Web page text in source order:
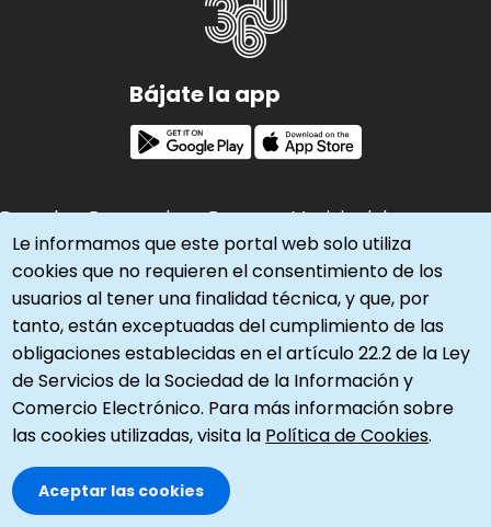
Bájate la app
Derechos Reservados - Empresa Municipal de
Transportes -Política de Cookies-Política de
Privacidad
Imagen
Imagen
Imagen
Le informamos que este portal web solo utiliza
cookies que no requieren el consentimiento de los
usuarios al tener una finalidad técnica, y que, por
tanto, están exceptuadas del cumplimiento de las
obligaciones establecidas en el artículo 22.2 de la Ley
de Servicios de la Sociedad de la Información y
Comercio Electrónico. Para más información sobre
las cookies utilizadas, visita la Política de Cookies.
Aceptar las cookies